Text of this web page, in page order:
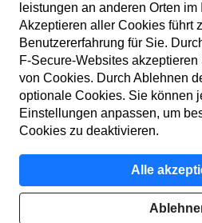
leistungen an anderen Orten
Akzeptieren aller Cookies führt
Benutzer­erfahrung für Sie.
F‑Secure-Web­sites
von Cookies. Durch Ablehnen
optionale Cookies. Sie können
Einstellungen anpassen, um
Cookies zu deaktivieren.
Alle